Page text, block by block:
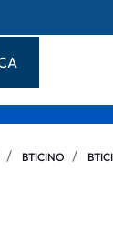
BTICINO